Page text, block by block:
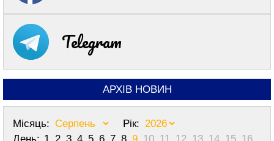
Telegram
АРХІВ НОВИН
Місяць:
Рік: